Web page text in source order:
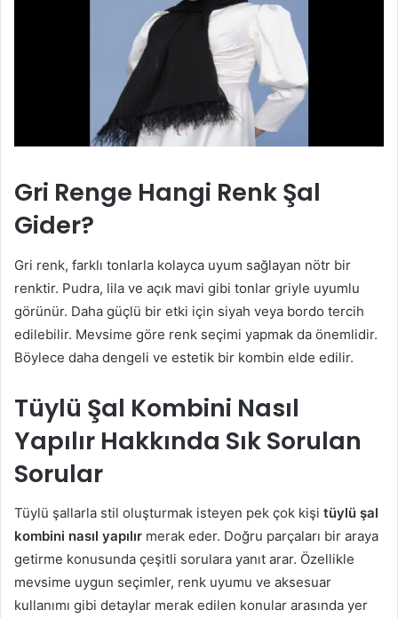
Gri Renge Hangi Renk Şal
Gider?
Gri renk, farklı tonlarla kolayca uyum sağlayan nötr bir
renktir. Pudra, lila ve açık mavi gibi tonlar griyle uyumlu
görünür. Daha güçlü bir etki için siyah veya bordo tercih
edilebilir. Mevsime göre renk seçimi yapmak da önemlidir.
Böylece daha dengeli ve estetik bir kombin elde edilir.
Tüylü Şal Kombini Nasıl
Yapılır Hakkında Sık Sorulan
Sorular
Tüylü şallarla stil oluşturmak isteyen pek çok kişi tüylü şal
kombini nasıl yapılır merak eder. Doğru parçaları bir araya
getirme konusunda çeşitli sorulara yanıt arar. Özellikle
mevsime uygun seçimler, renk uyumu ve aksesuar
kullanımı gibi detaylar merak edilen konular arasında yer